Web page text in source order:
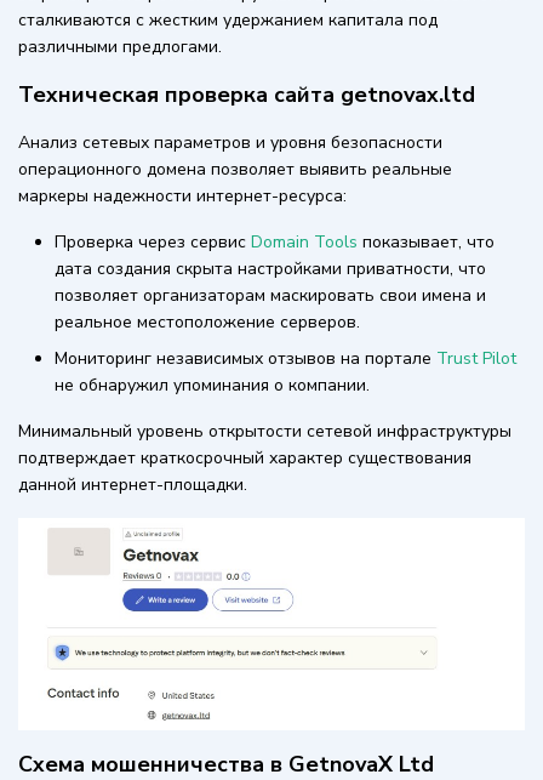
сталкиваются с жестким удержанием капитала под
различными предлогами.
Техническая проверка сайта getnovax.ltd
Анализ сетевых параметров и уровня безопасности
операционного домена позволяет выявить реальные
маркеры надежности интернет-ресурса:
Проверка через сервис Domain Tools показывает, что
дата создания скрыта настройками приватности, что
позволяет организаторам маскировать свои имена и
реальное местоположение серверов.
Мониторинг независимых отзывов на портале Trust Pilot
не обнаружил упоминания о компании.
Минимальный уровень открытости сетевой инфраструктуры
подтверждает краткосрочный характер существования
данной интернет-площадки.
Схема мошенничества в GetnovaX Ltd